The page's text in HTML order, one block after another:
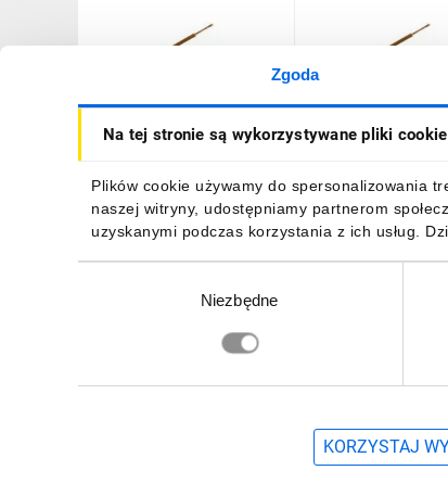
Zgoda
Na tej stronie są wykorzystywane pliki cookie
Plików cookie używamy do spersonalizowania
naszej witryny, udostępniamy partnerom
uzyskanymi podczas korzystania z ich usług.
Niezbędne
KORZYSTAJ
Przewód mieszkaniowy
H03VV-F (OMY) 2x1,5 biały
298,01 zł brutto
Przewód
H03VV-F (OMY)
265,58 złbrutto
Zapisz się, aby otrzymać informacje